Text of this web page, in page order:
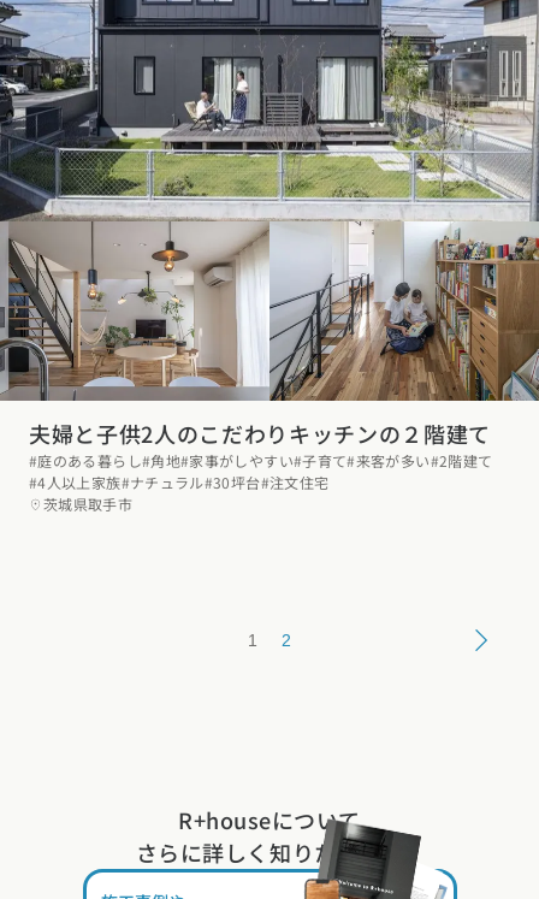
夫婦と子供2人のこだわりキッチンの２階建て
#庭のある暮らし#角地#家事がしやすい#子育て#来客が多い#2階建て
#4人以上家族#ナチュラル#30坪台#注文住宅
茨城県取手市
1 2
R+houseについて
さらに詳しく知りたい方は